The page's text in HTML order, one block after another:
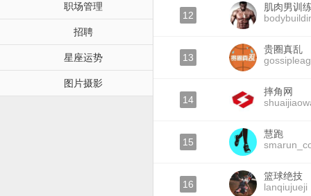
职场管理
招聘
星座运势
图片摄影
12
肌肉男训
13
贵圈真乱
14
摔角网
15
慧跑
16
篮球绝技
lanqiujueji